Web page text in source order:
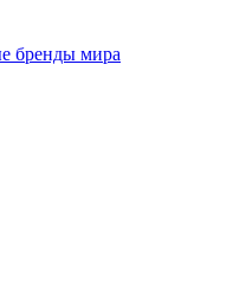
бренды мира